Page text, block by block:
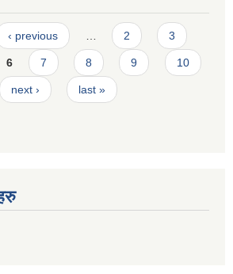
‹ previous 2 3
6 7 8 9 10
next › last »